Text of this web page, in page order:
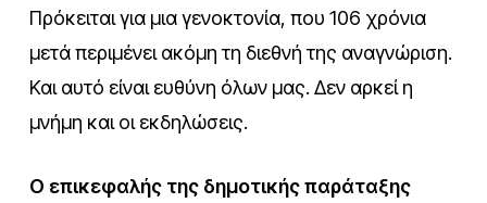
Πρόκειται για μια γενοκτονία, που 106 χρόνια
μετά περιμένει ακόμη τη διεθνή της αναγνώριση.
Και αυτό είναι ευθύνη όλων μας. Δεν αρκεί η
μνήμη και οι εκδηλώσεις.
Ο επικεφαλής της δημοτικής παράταξης